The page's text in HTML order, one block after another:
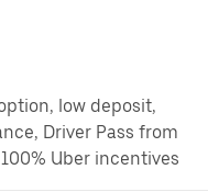
low deposit,
Driver Pass from
Uber incentives